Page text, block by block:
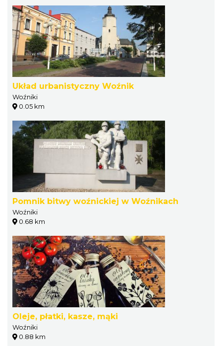
Układ urbanistyczny Woźnik
Woźniki
0.05 km
Pomnik bitwy woźnickiej w Woźnikach
Woźniki
0.68 km
Oleje, płatki, kasze, mąki
Woźniki
0.88 km